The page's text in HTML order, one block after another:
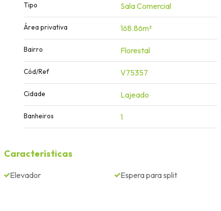
Tipo Sala Comercial
Área privativa 168.86m²
Bairro Florestal
Cód/Ref V75357
Cidade Lajeado
Banheiros 1
Características
Elevador Espera para split